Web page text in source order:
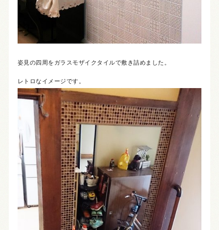
姿見の四周をガラスモザイクタイルで敷き詰めました。
レトロなイメージです。